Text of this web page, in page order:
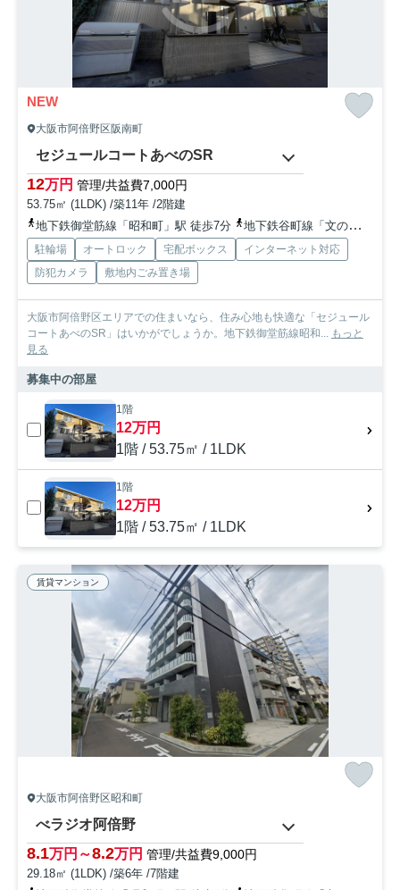
NEW
大阪市阿倍野区阪南町
セジュールコートあべのSR
12万円 管理/共益費7,000円
53.75㎡ (1LDK) /築11年 /2階建
地下鉄御堂筋線「昭和町」駅 徒歩7分
地下鉄谷町線「文の里」駅 徒歩12分
駐輪場 オートロック 宅配ボックス
インターネット対応
防犯カメラ
敷地内ごみ置き場
大阪市阿倍野区エリアでの住まいなら、住み心地も快適な「セジュール
コートあべのSR」はいかがでしょうか。地下鉄御堂筋線昭和...
もっと
見る
募集中の部屋
1階
12万円
1階 / 53.75㎡ / 1LDK
1階
12万円
1階 / 53.75㎡ / 1LDK
賃貸マンション
大阪市阿倍野区昭和町
べラジオ阿倍野
8.1万円～8.2万円 管理/共益費9,000円
29.18㎡ (1LDK) /築6年 /7階建